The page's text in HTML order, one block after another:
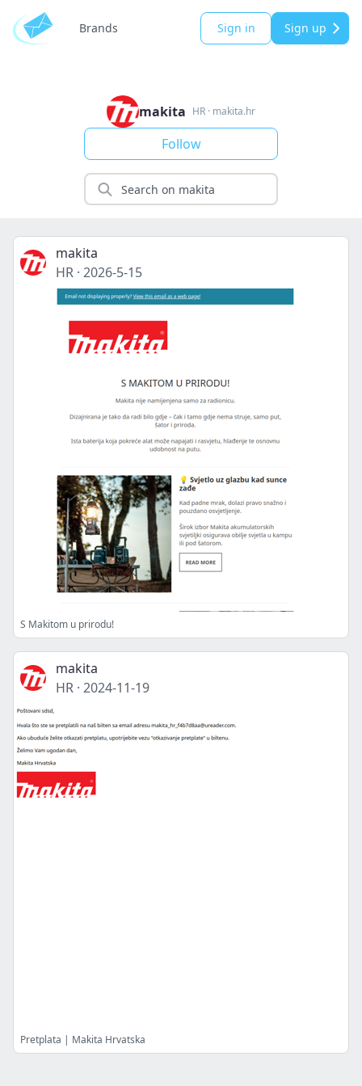
Brands Sign in Sign up
makita HR · makita.hr
Follow
makita
HR · 2026-5-15
S Makitom u prirodu!
makita
HR · 2024-11-19
Pretplata | Makita Hrvatska